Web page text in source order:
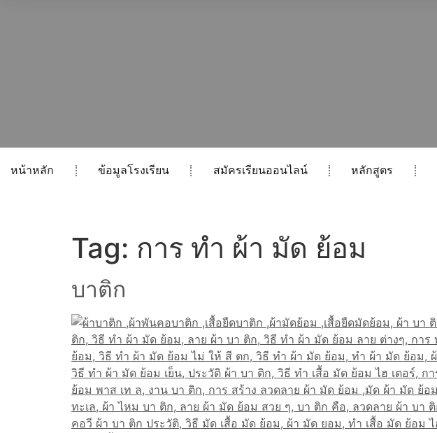
หน้าหลัก ข้อมูลโรงเรียน สมัครเรียนออนไลน์ หลักสูตร
Tag: การ ทำ ผ้า มัด ย้อม
บาติก